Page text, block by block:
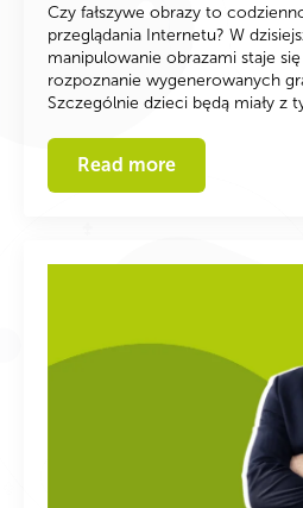
Czy fałszywe obrazy to
przeglądania Internetu? W
manipulowanie obrazami staje
rozpoznanie wygenerowanych
Szczególnie dzieci będą miały z
Read more